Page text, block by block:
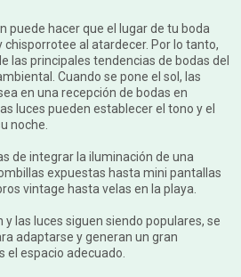
puede hacer que el lugar de tu boda
chisporrotee al atardecer. Por lo tanto,
las principales tendencias de bodas del
Cuando se pone el sol, las
en una recepción de bodas en
luces pueden establecer el tono y el
noche.
de integrar la iluminación de una
expuestas hasta mini pantallas
vintage hasta velas en la playa.
y las luces siguen siendo populares, se
adaptarse y generan un gran
el espacio adecuado.